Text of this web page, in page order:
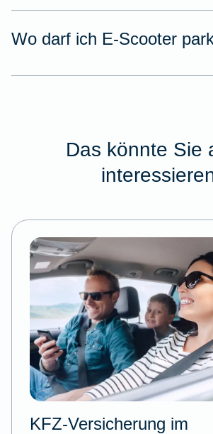
Wo darf ich E-Scooter
Das könnte Sie
KFZ-Versicherung im